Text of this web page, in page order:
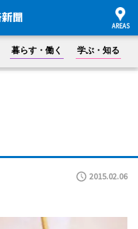
暮らす・働く 学ぶ・知る
2015.02.06